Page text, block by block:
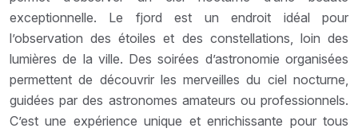
exceptionnelle. Le fjord est un endroit idéal pour
l’observation des étoiles et des constellations, loin des
lumières de la ville. Des soirées d’astronomie organisées
permettent de découvrir les merveilles du ciel nocturne,
guidées par des astronomes amateurs ou professionnels.
C’est une expérience unique et enrichissante pour tous